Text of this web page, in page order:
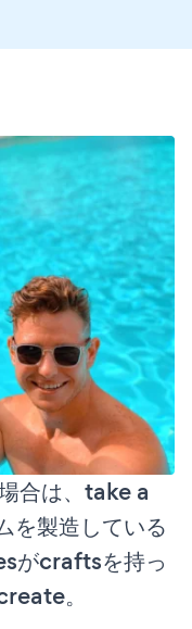
合は、take a
を製造している
がcraftsを持っ
。